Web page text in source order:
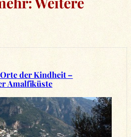
der Kindheit –
Amalfiküste